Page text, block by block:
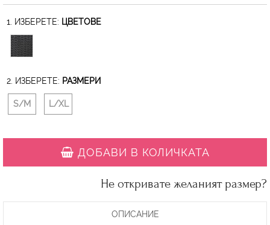
1. ИЗБЕРЕТЕ: ЦВЕТОВЕ
2. ИЗБЕРЕТЕ: РАЗМЕРИ
S/M L/XL
ДОБАВИ В КОЛИЧКАТА
Не откривате желаният размер?
ОПИСАНИЕ